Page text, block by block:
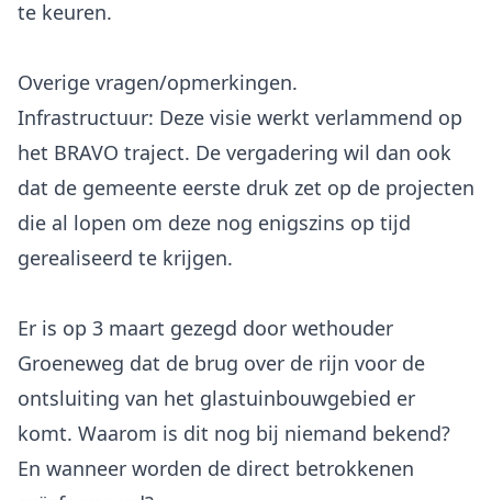
te keuren.
Overige vragen/opmerkingen.
Infrastructuur: Deze visie werkt verlammend op
het BRAVO traject. De vergadering wil dan ook
dat de gemeente eerste druk zet op de projecten
die al lopen om deze nog enigszins op tijd
gerealiseerd te krijgen.
Er is op 3 maart gezegd door wethouder
Groeneweg dat de brug over de rijn voor de
ontsluiting van het glastuinbouwgebied er
komt. Waarom is dit nog bij niemand bekend?
En wanneer worden de direct betrokkenen